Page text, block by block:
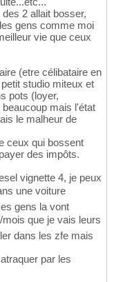
2 allait bosser,
gens comme moi
vie que ceux
(etre célibataire en
studio miteux et
pots (loyer,
mais l'état
le malheur de
ceux qui bossent
des impôts.
vignette 4, je peux
une voiture
gens la vont
mois que je vais leurs
dans les zfe mais
par les